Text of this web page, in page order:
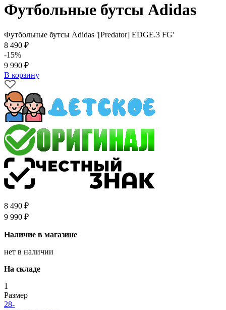
Футбольные бутсы Adidas
Футбольные бутсы Adidas '[Predator] EDGE.3 FG'
8 490 ₽
-15%
9 990 ₽
В корзину
8 490 ₽
9 990 ₽
Наличие в магазине
нет в наличии
На складе
1
Размер
28-